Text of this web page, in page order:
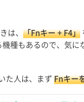
は、「Fnキー + F4」
機種もあるので、気
た人は、まずFnキー